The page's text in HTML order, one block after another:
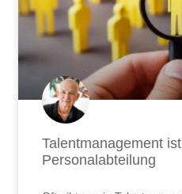
Talentmanagement
Personalabteilung